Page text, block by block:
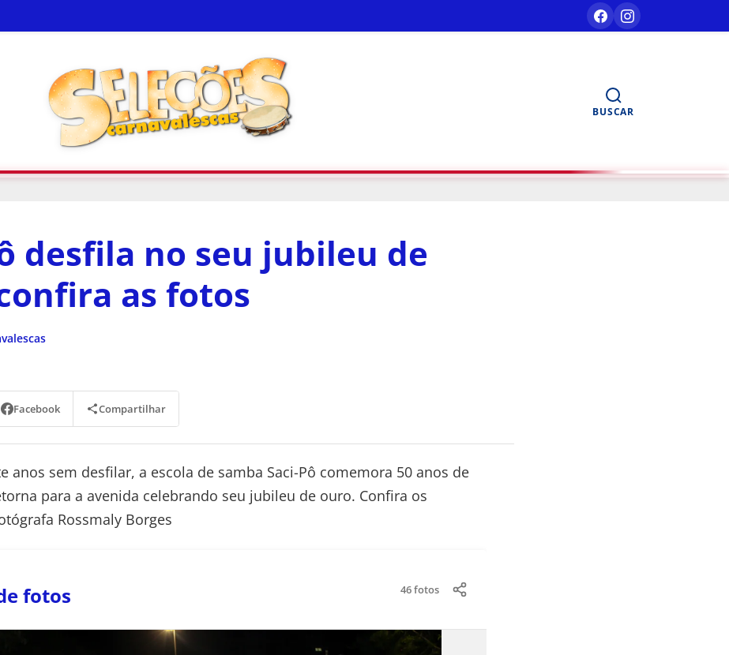
BUSCAR
desfila no seu jubileu de
as fotos
Facebook Compartilhar
anos sem desfilar, a escola de samba Saci-Pô comemora 50 anos de
para a avenida celebrando seu jubileu de ouro. Confira os
Rossmaly Borges
fotos 46 fotos